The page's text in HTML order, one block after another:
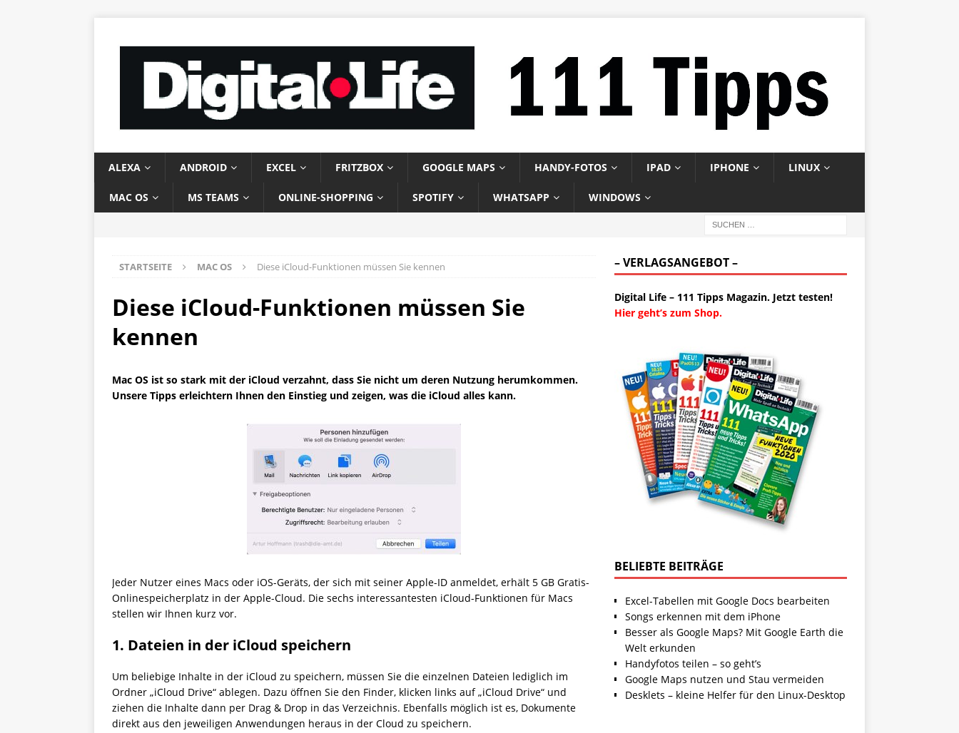
ALEXA ANDROID EXCEL FRITZBOX GOOGLE MAPS HANDY-FOTOS IPAD IPHONE LINUX
MAC OS MS TEAMS ONLINE-SHOPPING SPOTIFY WHATSAPP WINDOWS
STARTSEITE MAC OS Diese iCloud-Funktionen müssen Sie kennen
Diese iCloud-Funktionen müssen Sie
kennen
Mac OS ist so stark mit der iCloud verzahnt, dass Sie nicht um deren Nutzung herumkommen.
Unsere Tipps erleichtern Ihnen den Einstieg und zeigen, was die iCloud alles kann.
Jeder Nutzer eines Macs oder iOS-Geräts, der sich mit seiner Apple-ID anmeldet, erhält 5 GB Gratis-
Onlinespeicherplatz in der Apple-Cloud. Die sechs interessantesten iCloud-Funktionen für Macs
stellen wir Ihnen kurz vor.
1. Dateien in der iCloud speichern
Um beliebige Inhalte in der iCloud zu speichern, müssen Sie die einzelnen Dateien lediglich im
Ordner „iCloud Drive“ ablegen. Dazu öffnen Sie den Finder, klicken links auf „iCloud Drive“ und
ziehen die Inhalte dann per Drag & Drop in das Verzeichnis. Ebenfalls möglich ist es, Dokumente
direkt aus den jeweiligen Anwendungen heraus in der Cloud zu speichern.
– VERLAGSANGEBOT –
Digital Life – 111 Tipps Magazin. Jetzt testen!
Hier geht’s zum Shop.
BELIEBTE BEITRÄGE
Excel-Tabellen mit Google Docs bearbeiten
Songs erkennen mit dem iPhone
Besser als Google Maps? Mit Google Earth die
Welt erkunden
Handyfotos teilen – so geht’s
Google Maps nutzen und Stau vermeiden
Desklets – kleine Helfer für den Linux-Desktop